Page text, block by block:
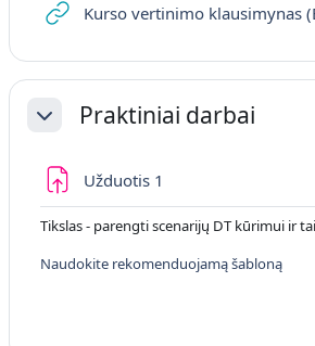
Kurso vertinimo klausimynas
SavērstPraktiniai darbai
Užduotis 1
Tikslas - parengti scenarijų DT kūrimui ir
Naudokite rekomenduojamą šabloną